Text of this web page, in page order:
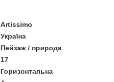
Artissimo
Україна
Пейзаж / природа
17
Горизонтальна